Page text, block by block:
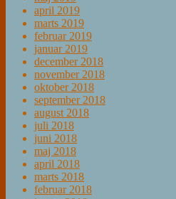
april 2019
marts 2019
februar 2019
januar 2019
december 2018
november 2018
oktober 2018
september 2018
august 2018
juli 2018
juni 2018
maj 2018
april 2018
marts 2018
februar 2018